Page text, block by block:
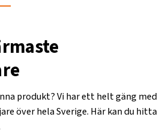
produkt? Vi har ett helt gäng med
över hela Sverige. Här kan du hitta